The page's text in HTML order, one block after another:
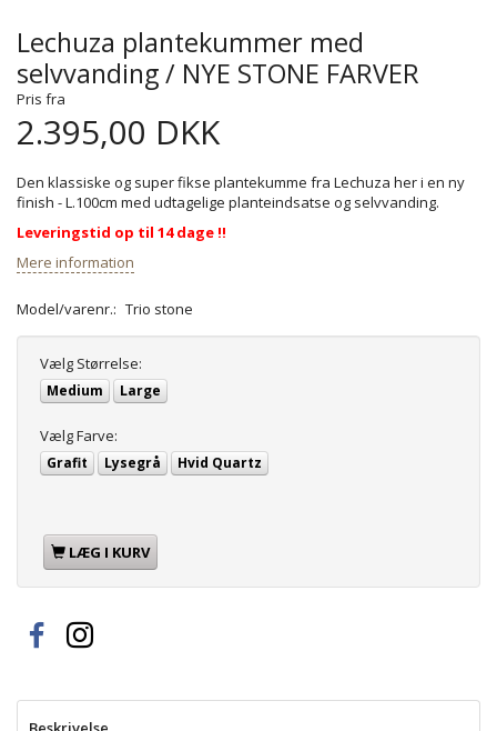
Lechuza plantekummer med
selvvanding / NYE STONE FARVER
Pris fra
2.395,00 DKK
Den klassiske og super fikse plantekumme fra Lechuza her i en ny
finish - L.100cm med udtagelige planteindsatse og selvvanding.
Leveringstid op til 14 dage !!
Mere information
Model/varenr.: Trio stone
Vælg Størrelse:
Medium Large
VælgFarve:
Grafit Lysegrå Hvid Quartz
LÆG I KURV